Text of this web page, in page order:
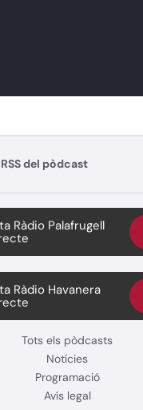
del pòdcast
Ràdio Palafrugell
Ràdio Havanera
Tots els pòdcasts
Notícies
Programació
Avís legal